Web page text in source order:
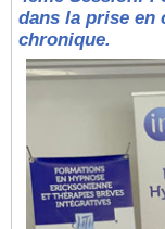
dans la prise en
chronique.